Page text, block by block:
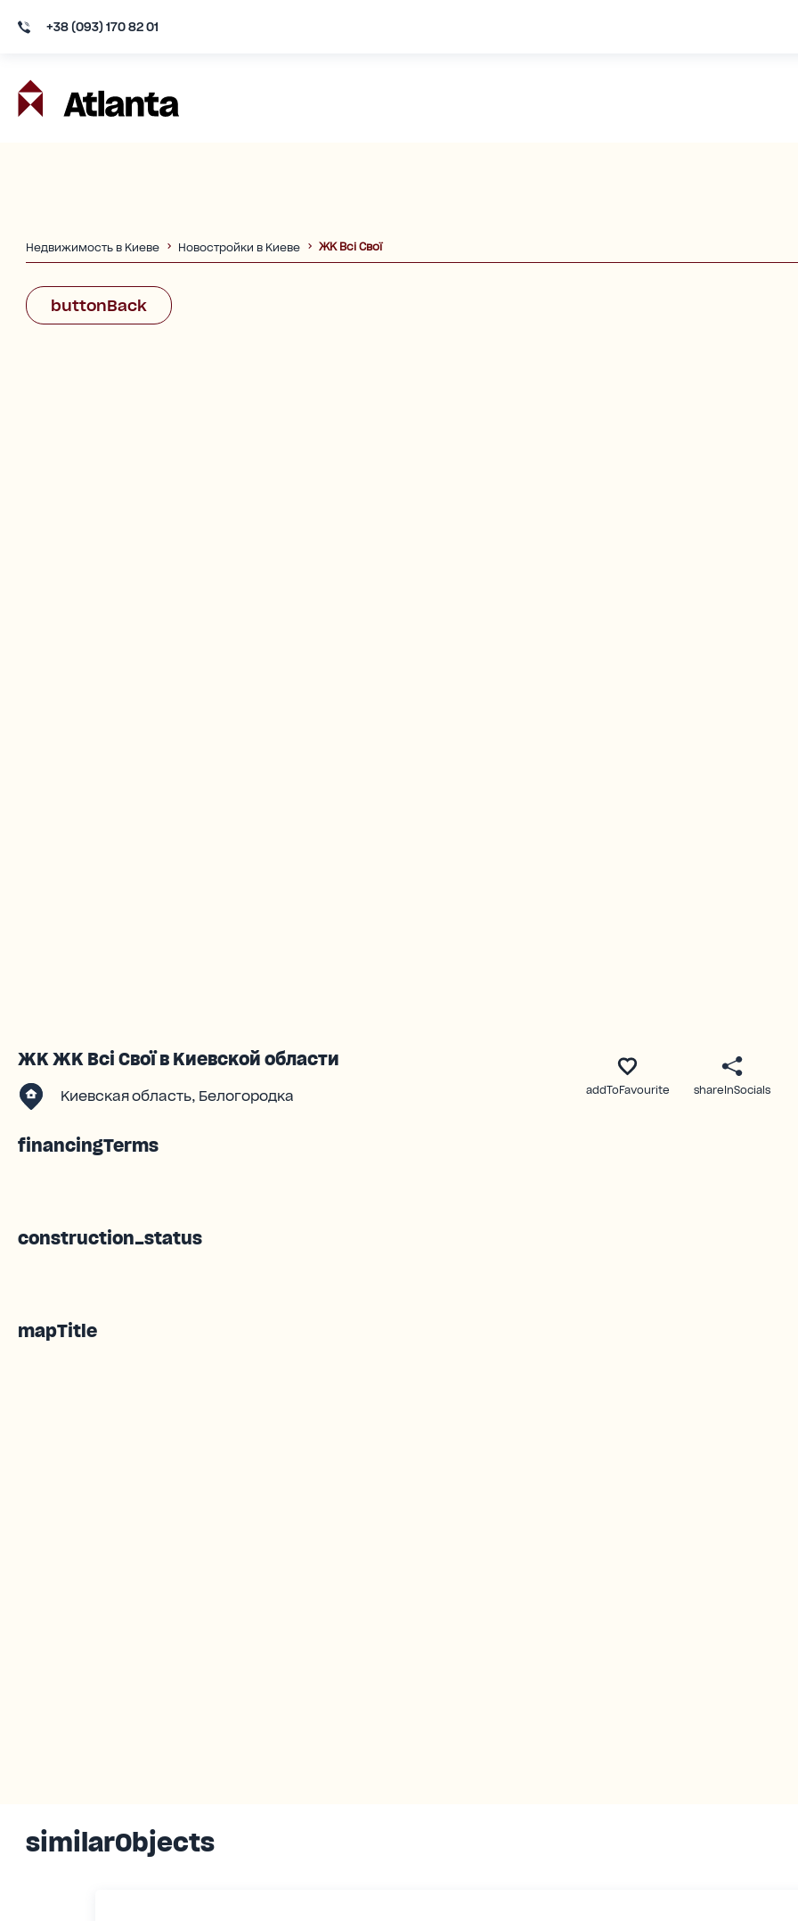
+38 (093) 170 82 01
Недвижимость в Киеве Новостройки в Киеве ЖК Всі Свої
buttonBack
ЖК ЖК Всі Свої в Киевской области
Киевская область, Белогородка addToFavourite shareInSocials
financingTerms
construction_status
mapTitle
similarObjects